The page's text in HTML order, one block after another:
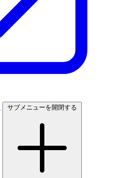
サブメニューを開閉する